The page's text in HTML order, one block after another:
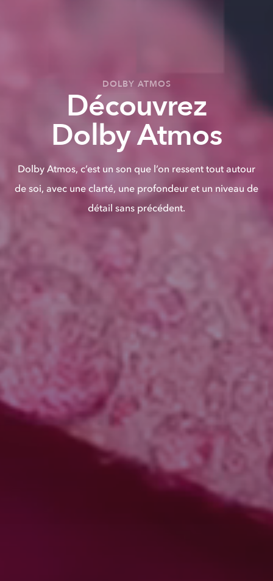
DOLBY ATMOS
Découvrez
Dolby Atmos
Dolby Atmos, c’est un son que l’on ressent tout autour
de soi, avec une clarté, une profondeur et un niveau de
détail sans précédent.